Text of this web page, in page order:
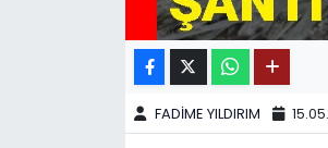
FADİME YILDIRIM